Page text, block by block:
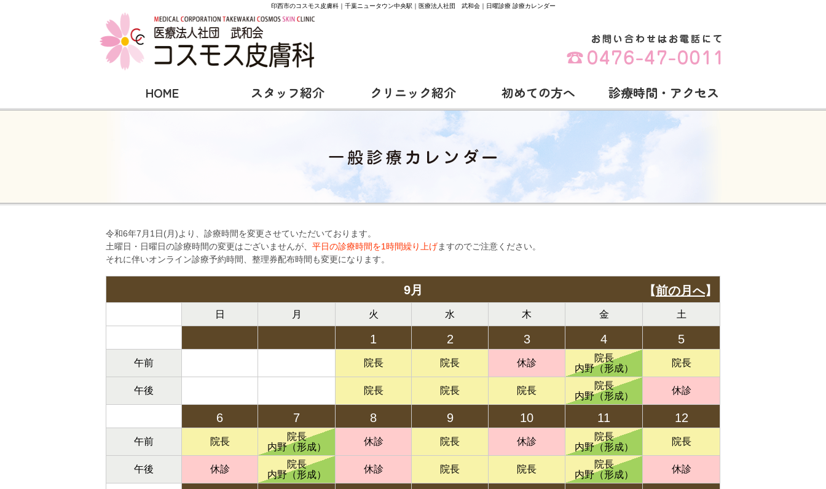
印西市のコスモス皮膚科｜千葉ニュータウン中央駅｜医療法人社団 武和会｜日曜診療 診療カレンダー
HOME スタッフ紹介 クリニック紹介 初めての方へ 診療時間・アクセス
令和6年7月1日(月)より、診療時間を変更させていただいております。
土曜日・日曜日の診療時間の変更はございませんが、 平日の診療時間を1時間繰り上げますのでご注意ください。
それに伴いオンライン診療予約時間、整理券配布時間も変更になります。
9月 【前の月へ】
日 月 火 水 木 金 土
1 2 3 4 5
午前 院長 院長 休診
院長
内野（形成）
院長
午後 院長 院長 院長
院長
内野（形成）
休診
6 7 8 9 10 11 12
午前 院長
院長
内野（形成）
休診 院長 休診
院長
内野（形成）
院長
午後 休診
院長
内野（形成）
休診 院長 院長
院長
内野（形成）
休診